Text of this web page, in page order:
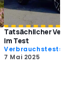
Tatsächlicher
im Test
Verbrauchstests
7 Mai 2025